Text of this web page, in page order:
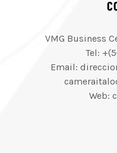
VMG Business
Tel:
Email:
Web: